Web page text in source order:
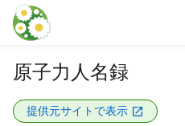
本文に飛ぶ
原子力人名録
提供元サイトで表示